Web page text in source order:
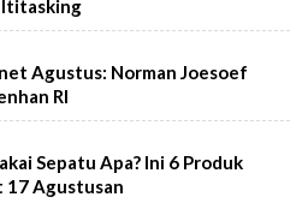
Agustus: Norman Joesoef
RI
Sepatu Apa? Ini 6 Produk
17 Agustusan